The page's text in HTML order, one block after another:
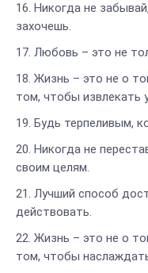
Никогда не
захочешь.
Любовь – это не
Жизнь – это не о
том, чтобы извлекать
Будь терпеливым,
Никогда не
своим целям.
Лучший способ
действовать.
Жизнь – это не о
том, чтобы